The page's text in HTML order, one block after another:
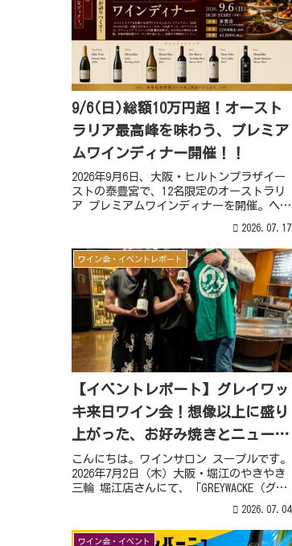
9/6(日)総額10万円超！オースト
ラリア最高峰を味わう、プレミア
ムワインディナー開催！！
2026年9月6日、大阪・ヒルトンプラザイー
ストの泰豊宮で、12名限定のオーストラリ
ア プレミアムワインディナーを開催。ヘン
リックスなど、希望小売価格総額100,000円
超のワイン6種類を本格広東料理とともに楽
しみます。
2026.07.17
ワイン会・イベントレポート
【イベントレポート】グレイワッ
キ来日ワイン会！想像以上に盛り
上がった、お好み焼きとニュージ
ーランドワインの夜
こんにちは。ワインサロン スープルです。
2026年7月2日（木）大阪・堀江のやきやき
三輪 堀江店さんにて、「GREYWACKE（グレ
した。ご参加いただいた皆さま、本当にあ
りがとうございました！今回はニュ...
2026.07.04
ワイン会・イベント